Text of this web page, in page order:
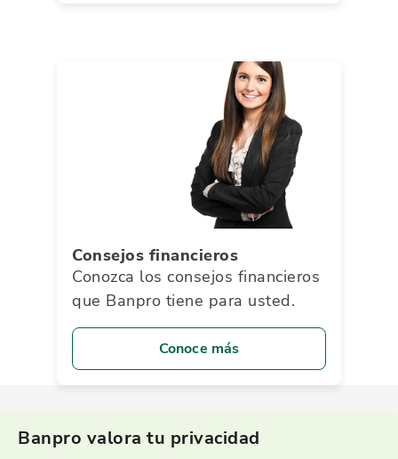
Consejos financieros
Conozca los consejos financieros
que Banpro tiene para usted.
Conoce más
Banpro valora tu privacidad